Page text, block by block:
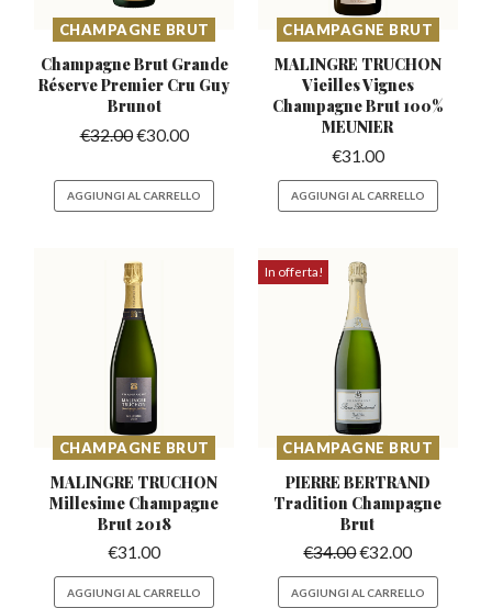
CHAMPAGNE BRUT
Champagne Brut Grande
RéservePremier Cru Guy
Brunot
€32.00€30.00
AGGIUNGI AL CARRELLO
CHAMPAGNE BRUT
MALINGRE TRUCHON
Vieilles Vignes
Champagne Brut 100%
MEUNIER
€31.00
AGGIUNGI AL CARRELLO
CHAMPAGNE BRUT
MALINGRE TRUCHON
Millesime Champagne
Brut 2018
€31.00
AGGIUNGI AL CARRELLO
In offerta!
CHAMPAGNE BRUT
PIERRE BERTRAND
Tradition Champagne
Brut
€34.00€32.00
AGGIUNGI AL CARRELLO